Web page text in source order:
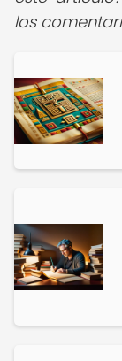
los